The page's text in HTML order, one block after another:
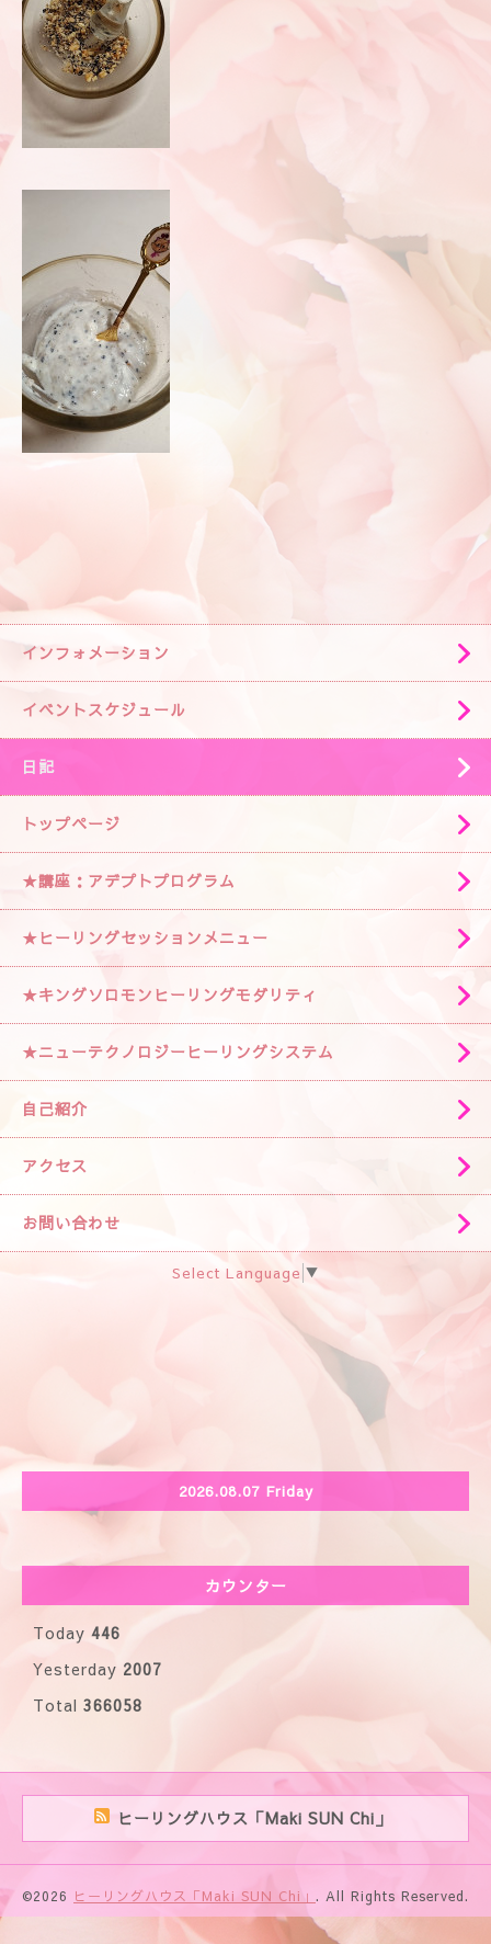
インフォメーション
イベントスケジュール
日記
トップページ
★講座：アデプトプログラム
★ヒーリングセッションメニュー
★キングソロモンヒーリングモダリティ
★ニューテクノロジーヒーリングシステム
自己紹介
アクセス
お問い合わせ
Select Language ▼
2026.08.07 Friday
カウンター
Today 446
Yesterday 2007
Total 366058
ヒーリングハウス「Maki SUN Chi」
©2026 ヒーリングハウス「Maki SUN Chi」 . All Rights Reserved.